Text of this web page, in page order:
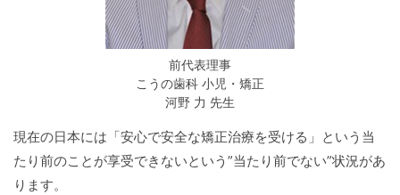
前代表理事
こうの歯科 小児・矯正
河野 力 先生
現在の日本には「安心で安全な矯正治療を受ける」という当
たり前のことが享受できないという”当たり前でない”状況があ
ります。